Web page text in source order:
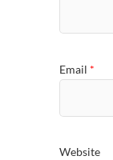
Email *
Website